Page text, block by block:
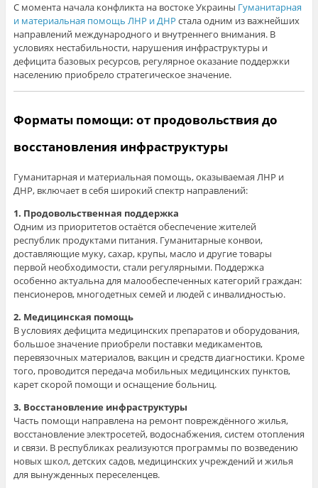
С момента начала конфликта на востоке Украины Гуманитарная
и материальная помощь ЛНР и ДНР стала одним из важнейших
направлений международного и внутреннего внимания. В
условиях нестабильности, нарушения инфраструктуры и
дефицита базовых ресурсов, регулярное оказание поддержки
населению приобрело стратегическое значение.
Форматы помощи: от продовольствия до
восстановления инфраструктуры
Гуманитарная и материальная помощь, оказываемая ЛНР и
ДНР, включает в себя широкий спектр направлений:
1. Продовольственная поддержка
Одним из приоритетов остаётся обеспечение жителей
республик продуктами питания. Гуманитарные конвои,
доставляющие муку, сахар, крупы, масло и другие товары
первой необходимости, стали регулярными. Поддержка
особенно актуальна для малообеспеченных категорий граждан:
пенсионеров, многодетных семей и людей с инвалидностью.
2. Медицинская помощь
В условиях дефицита медицинских препаратов и оборудования,
большое значение приобрели поставки медикаментов,
перевязочных материалов, вакцин и средств диагностики. Кроме
того, проводится передача мобильных медицинских пунктов,
карет скорой помощи и оснащение больниц.
3. Восстановление инфраструктуры
Часть помощи направлена на ремонт повреждённого жилья,
восстановление электросетей, водоснабжения, систем отопления
и связи. В республиках реализуются программы по возведению
новых школ, детских садов, медицинских учреждений и жилья
для вынужденных переселенцев.